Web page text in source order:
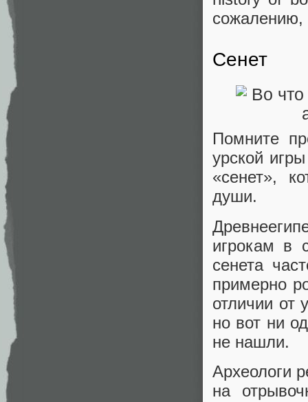
сожалению,
Сенет
Помните
урской
«сенет»,
души.
игрокам в
cенета
примерно
отличии от
но вот ни
не нашли.
Археологи
на